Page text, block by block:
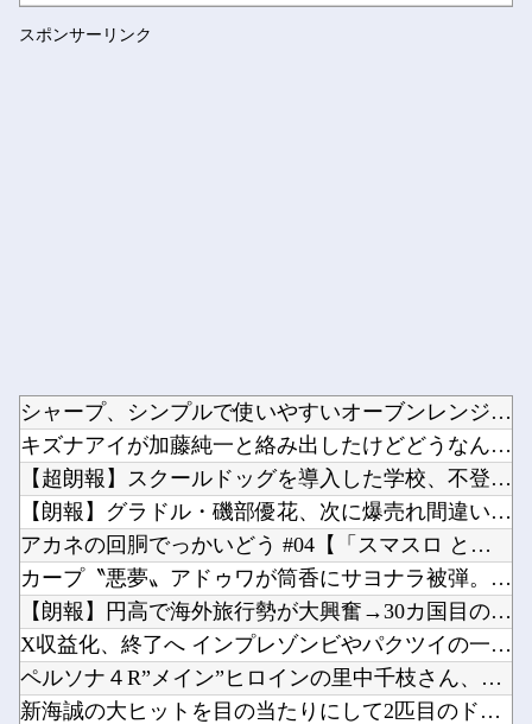
【悲報】 ナイトレイン、利敵行為がブームになる
スポンサーリンク
シャープ、シンプルで使いやすいオーブンレンジ「RE-WF18...
キズナアイが加藤純一と絡み出したけどどうなんだ？他
【超朗報】スクールドッグを導入した学校、不登校が激減→JK「...
【朗報】グラドル・磯部優花、次に爆売れ間違いなしのイベントが...
アカネの回胴でっかいどう #04【「スマスロ とある魔術の禁...
カープ〝悪夢〟アドゥワが筒香にサヨナラ被弾。坂倉11号！斉藤...
【朗報】円高で海外旅行勢が大興奮→30カ国目の猛者に一同尊敬...
X収益化、終了へ インプレゾンビやパクツイの一掃なるか！？他
ペルソナ４R”メイン”ヒロインの里中千枝さん、来ている服と声...
新海誠の大ヒットを目の当たりにして2匹目のドジョウを狙ったけ...